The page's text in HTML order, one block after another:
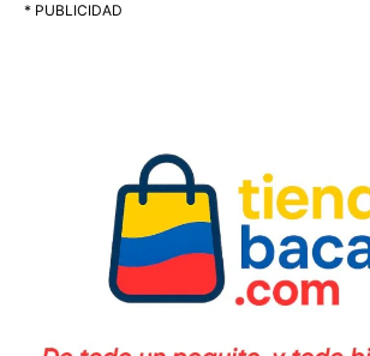
* PUBLICIDAD